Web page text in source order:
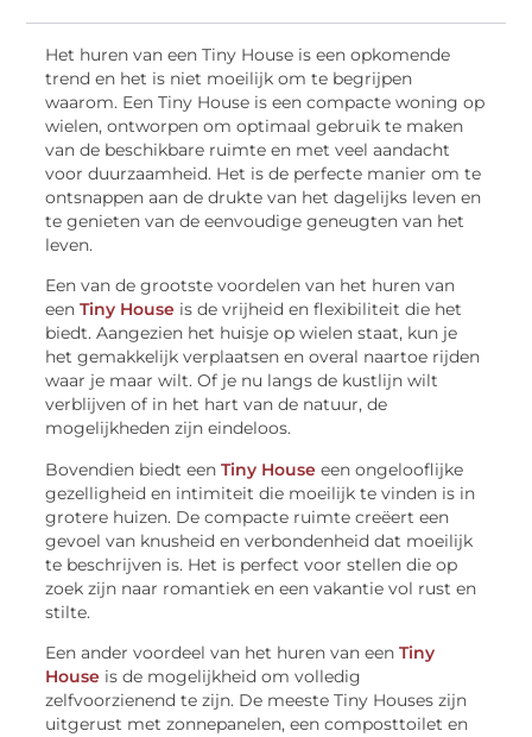
Het huren van een Tiny House is een opkomende
trend en het is niet moeilijk om te begrijpen
waarom. Een Tiny House is een compacte woning op
wielen, ontworpen om optimaal gebruik te maken
van de beschikbare ruimte en met veel aandacht
voor duurzaamheid. Het is de perfecte manier om te
ontsnappen aan de drukte van het dagelijks leven en
te genieten van de eenvoudige geneugten van het
leven.
Een van de grootste voordelen van het huren van
eenTiny House is de vrijheid en flexibiliteit die het
biedt. Aangezien het huisje op wielen staat, kun je
het gemakkelijk verplaatsen en overal naartoe rijden
waar je maar wilt. Of je nu langs de kustlijn wilt
verblijven of in het hart van de natuur, de
mogelijkheden zijn eindeloos.
Bovendien biedt eenTiny House een ongelooflijke
gezelligheid en intimiteit die moeilijk te vinden is in
grotere huizen. De compacte ruimte creëert een
gevoel van knusheid en verbondenheid dat moeilijk
te beschrijven is. Het is perfect voor stellen die op
zoek zijn naar romantiek en een vakantie vol rust en
stilte.
Een ander voordeel van het huren van eenTiny
House is de mogelijkheid om volledig
zelfvoorzienend te zijn. De meeste Tiny Houses zijn
uitgerust met zonnepanelen, een composttoilet en